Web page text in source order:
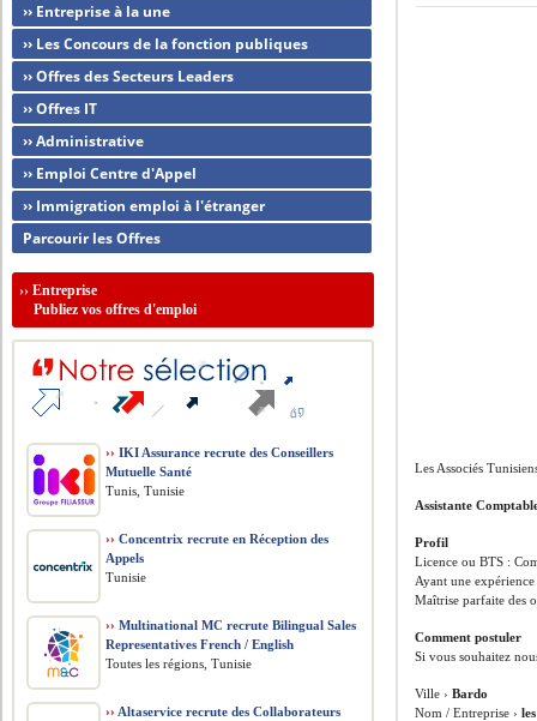
Les Associés
Assistante
Profil
Licence ou BTS :
Ayant une expérience
Maîtrise parfaite des
Comment postuler
Si vous souhaitez
Ville ›Bardo
Nom / Entreprise ›
›› Entreprise à la une
›› Les Concours de la fonction publiques
›› Offres des Secteurs Leaders
›› Offres IT
›› Administrative
›› Emploi Centre d'Appel
›› Immigration emploi à l'étranger
Parcourir les Offres
››Entreprise
Publiez vos offres d'emploi
›› IKI Assurance recrute des Conseillers
Mutuelle Santé
Tunis, Tunisie
›› Concentrix recrute en Réception des
Appels
Tunisie
›› Multinational MC recrute Bilingual Sales
Representatives French / English
Toutes les régions, Tunisie
›› Altaservice recrute des Collaborateurs